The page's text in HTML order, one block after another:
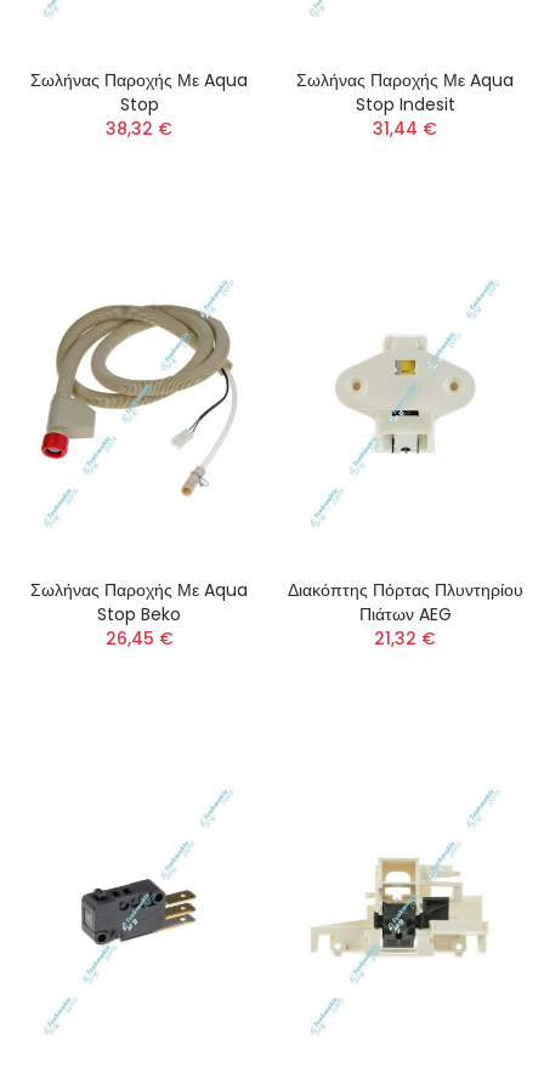
Σωλήνας Παροχής Με Aqua
Stop
38,32 €
Σωλήνας Παροχής Με Aqua
Stop Indesit
31,44 €
Σωλήνας Παροχής Με Aqua
Stop Beko
26,45 €
Διακόπτης Πόρτας Πλυντηρίου
Πιάτων AEG
21,32 €